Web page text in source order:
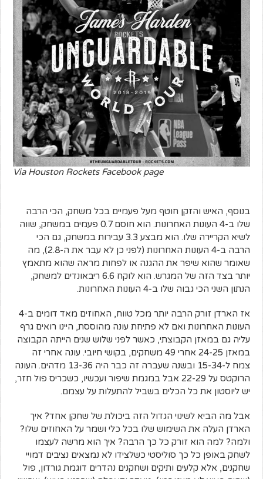
Via Houston Rockets Facebook page
בנוסף, האיש והזקן חוטף מעל פעמיים בכל משחק, הכי הרבה
שלו ב-4 העונות האחרונות. הוא חוסם 0.7 פעמים במשחק, שווה
לשיא הקריירה שלו. הוא מבצע 3.3 עבירות במשחק, גם הכי
הרבה ב-4 העונות האחרונות (לפני כן לא עבר את ה-2.8), מה
שאומר שהוא שיפר את ההגנה או לפחות מראה שהוא מתאמץ
יותר בצד הזה של המגרש. הוא לוקח 6.6 ריבאונדים למשחק,
הנתון השני הכי גבוה שלו ב-4 העונות האחרונות.
אז הארדן זורק הרבה יותר מכל טווח, האחוזים מאד דומים ב-4
העונות האחרונות ואם לא פתיחת עונה מהוססת, היינו רואים גרף
עליה גם במאזן הקבוצתי, כאשר לפני שלוש שנים הייתה הקבוצה
במאזן 24-25 אחרי 49 משחקים, בקושי חיובי. עונה אחרי זה
צמח ל-15-34 ובשנה שעברה זה כבר היה 13-36 מדהים. העונה
הרוקטס על 22-29 אבל במגמת שיפור ועכשיו, כשכריס פול חזר,
יש ליוסטון את כל הכלים בשביל להתעלות על עצמם.
אבל מה הביא לשינוי הגדול הזה ביכולת של שחקן אחד? איך
הארדן העלה את השימוש שלו בכל כלי ושמר על האחוזים שלו?
ולמה? למה הוא זורק כל כך הרבה? איך הוא מרשה לעצמו
לשחק באופן כל כך סוליסטי כשלצידו לא נמצאים נציבים דמויי
שחקנים, אלא קלעים ותיקים ושחקנים נהדרים דוגמת גורדון, פול